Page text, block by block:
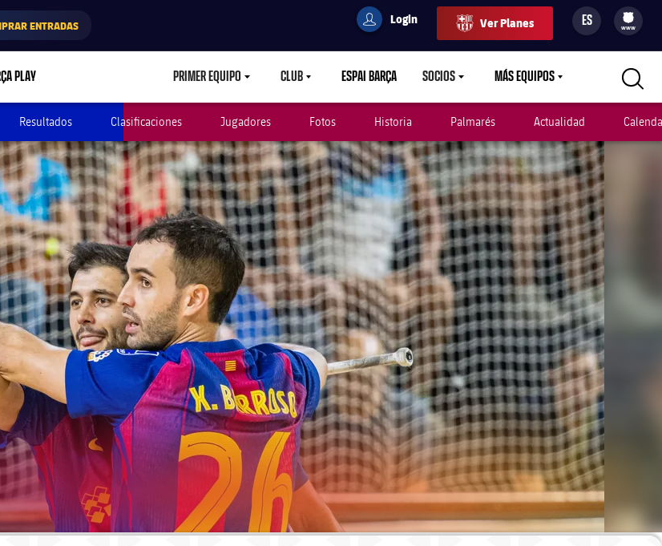
ENTRADAS userCulers
Login Ver Planes ES
filled-badge
www
PLAY PRIMER EQUIPOLABEL.ARIA.CARETDOWN
CLUBLABEL.ARIA.CARETDOWN
ESPAI BARÇA SOCIOSLABEL.ARIA.CARETDOWN
MÁS EQUIPOSLABEL.ARIA.CARETDOWN
Resultados Clasificaciones Jugadores Fotos Historia Palmarés Actualidad